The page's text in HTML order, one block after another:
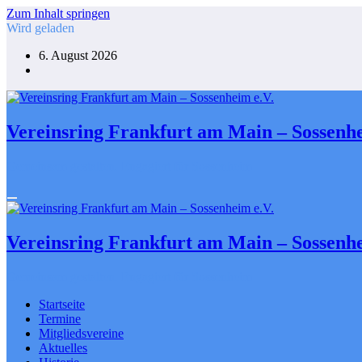
Zum Inhalt springen
Wird geladen
6. August 2026
Vereinsring Frankfurt am Main –
Vereinsring Frankfurt am Main –
Startseite
Termine
Mitgliedsvereine
Aktuelles